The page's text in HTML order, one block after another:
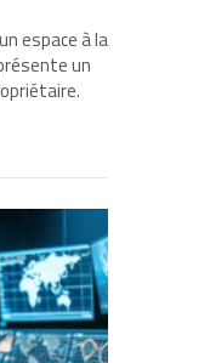
espace à la
un